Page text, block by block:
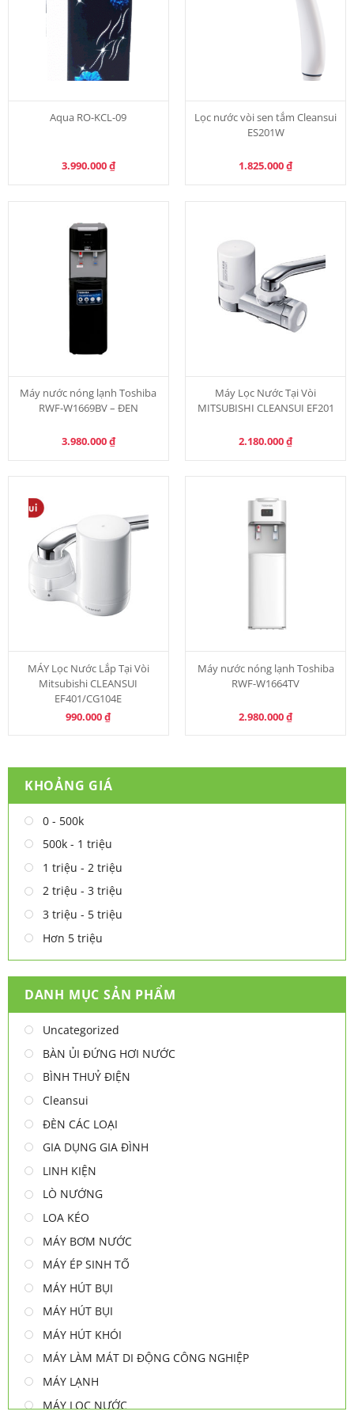
Aqua RO-KCL-09
3.990.000₫
Lọc nước vòi sen tắm Cleansui
ES201W
1.825.000₫
Máy nước nóng lạnh Toshiba
RWF-W1669BV – ĐEN
3.980.000₫
Máy Lọc Nước Tại Vòi
MITSUBISHI CLEANSUI EF201
2.180.000₫
MÁY Lọc Nước Lắp Tại Vòi
Mitsubishi CLEANSUI
EF401/CG104E
990.000₫
Máy nước nóng lạnh Toshiba
RWF-W1664TV
2.980.000₫
KHOẢNG GIÁ
0 - 500k
500k - 1 triệu
1 triệu - 2 triệu
2 triệu - 3 triệu
3 triệu - 5 triệu
Hơn 5 triệu
DANH MỤC SẢN PHẨM
Uncategorized
BÀN ỦI ĐỨNG HƠI NƯỚC
BÌNH THUỶ ĐIỆN
Cleansui
ĐÈN CÁC LOẠI
GIA DỤNG GIA ĐÌNH
LINH KIỆN
LÒ NƯỚNG
LOA KÉO
MÁY BƠM NƯỚC
MÁY ÉP SINH TỐ
MÁY HÚT BỤI
MÁY HÚT BỤI
MÁY HÚT KHÓI
MÁY LÀM MÁT DI ĐỘNG CÔNG NGHIỆP
MÁY LẠNH
MÁY LỌC NƯỚC